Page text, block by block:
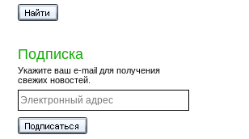
Подписка
Укажите ваш e-mail для получения
свежих новостей.